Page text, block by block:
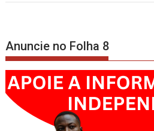
Anuncie no Folha 8